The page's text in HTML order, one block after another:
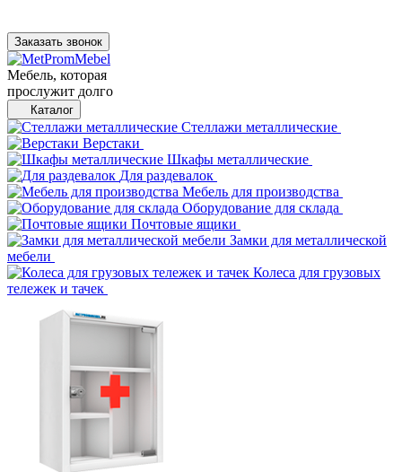
Заказать звонок
Мебель, которая
прослужит долго
Каталог
Стеллажи металлические
Верстаки
Шкафы металлические
Для раздевалок
Мебель для производства
Оборудование для склада
Почтовые ящики
Замки для металлической
мебели
Колеса для грузовых
тележек и тачек